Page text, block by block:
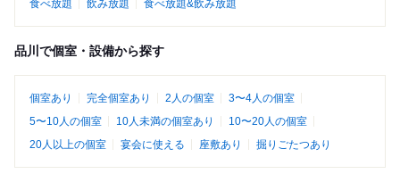
食べ放題
飲み放題 食べ放題&飲み放題
品川で個室・設備から探す
個室あり 完全個室あり 2人の個室
3〜4人の個室
5〜10人の個室
10人未満の個室あり
10〜20人の個室
20人以上の個室
宴会に使える 座敷あり 掘りごたつあり